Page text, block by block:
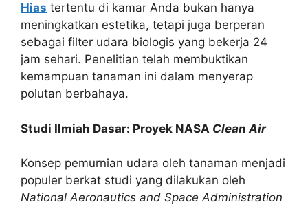
Hias tertentu di kamar Anda bukan hanya
meningkatkan estetika, tetapi juga berperan
sebagai filter udara biologis yang bekerja 24
jam sehari. Penelitian telah membuktikan
kemampuan tanaman ini dalam menyerap
polutan berbahaya.
Studi Ilmiah Dasar: Proyek NASA Clean Air
Konsep pemurnian udara oleh tanaman menjadi
populer berkat studi yang dilakukan oleh
National Aeronautics and Space Administration